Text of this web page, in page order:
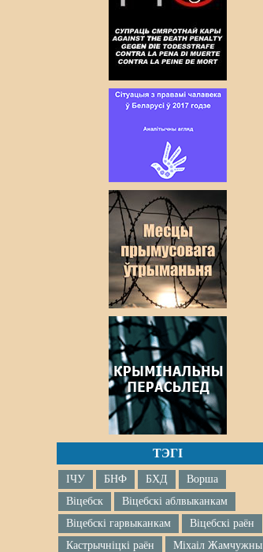
ТЭГІ
ІЧУ БНФ БХД
Ворша
Віцебск
Віцебскі аблвыканкам
Віцебскі гарвыканкам
Віцебскі раён
Кастрычніцкі раён
Міхаіл Жамчужны